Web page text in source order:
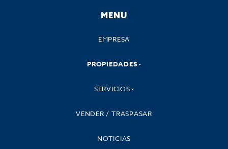
MENU
EMPRESA
PROPIEDADES
SERVICIOS
VENDER / TRASPASAR
NOTICIAS